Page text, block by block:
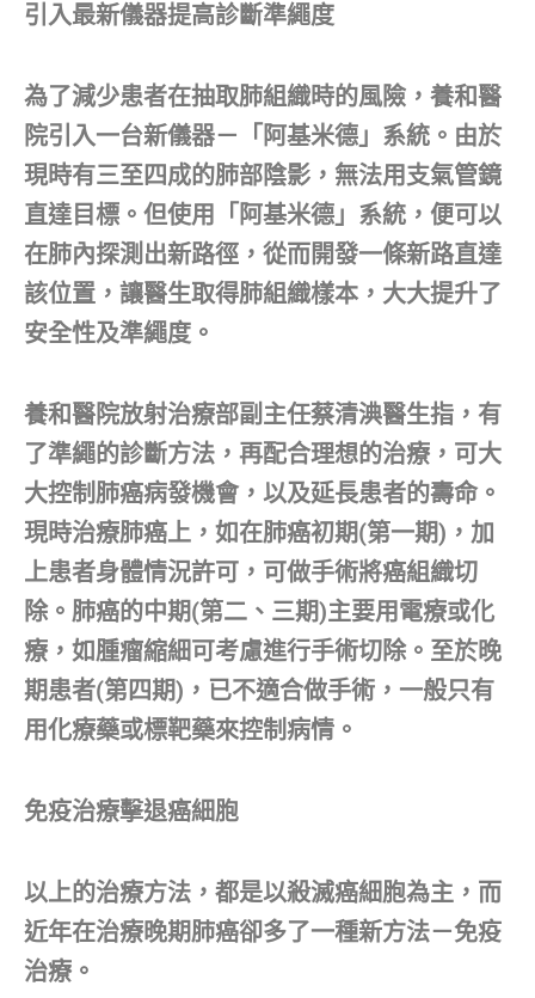
引入最新儀器提高診斷準繩度
為了減少患者在抽取肺組織時的風險，養和醫
院引入一台新儀器－「阿基米德」系統。由於
現時有三至四成的肺部陰影，無法用支氣管鏡
直達目標。但使用「阿基米德」系統，便可以
在肺內探測出新路徑，從而開發一條新路直達
該位置，讓醫生取得肺組織樣本，大大提升了
安全性及準繩度。
養和醫院放射治療部副主任蔡清淟醫生指，有
了準繩的診斷方法，再配合理想的治療，可大
大控制肺癌病發機會，以及延長患者的壽命。
現時治療肺癌上，如在肺癌初期(第一期)，加
上患者身體情況許可，可做手術將癌組織切
除。肺癌的中期(第二、三期)主要用電療或化
療，如腫瘤縮細可考慮進行手術切除。至於晚
期患者(第四期)，已不適合做手術，一般只有
用化療藥或標靶藥來控制病情。
免疫治療擊退癌細胞
以上的治療方法，都是以殺滅癌細胞為主，而
近年在治療晚期肺癌卻多了一種新方法－免疫
治療。